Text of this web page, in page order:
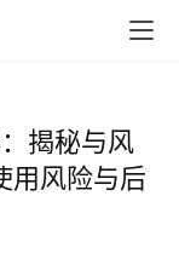
揭秘与风
用风险与后